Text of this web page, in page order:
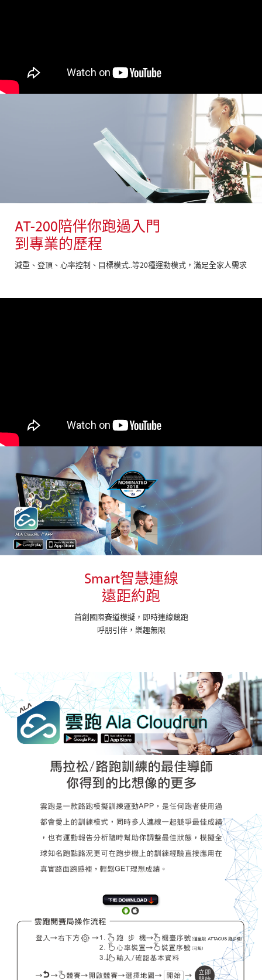
AT-200陪伴你跑過入門
到專業的歷程
減重、登頂、心率控制、目標模式..等20種運動模式，滿足全家人需求
Smart智慧連線
遠距約跑
首創國際賽道模擬，即時連線競跑
呼朋引伴，樂趣無限